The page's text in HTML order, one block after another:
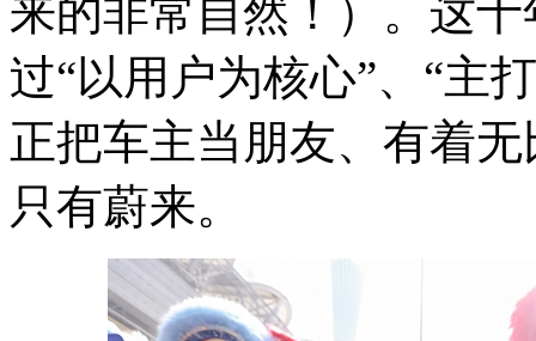
来的非常自然！）。这
过“以用户为核心”、“主
正把车主当朋友、有着
只有蔚来。